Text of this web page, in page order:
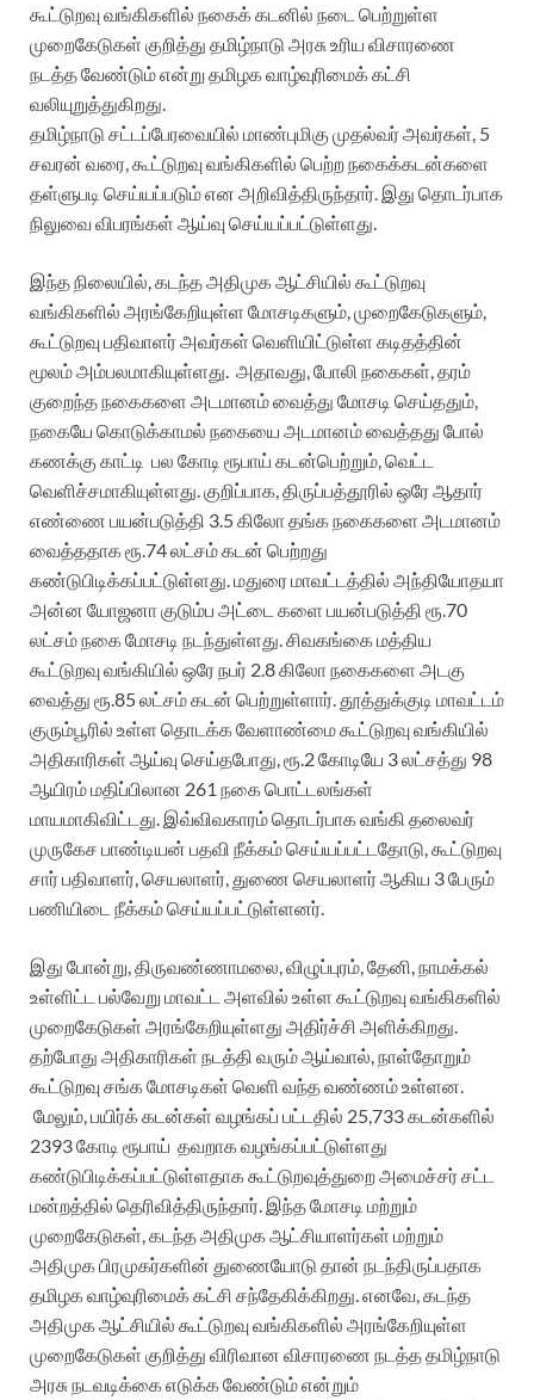
கூட்டுறவு வங்கிகளில் நகைக் கடனில் நடை பெற்றுள்ள
முறைகேடுகள் குறித்து தமிழ்நாடு அரசு உரிய விசாரணை
நடத்த வேண்டும் என்று தமிழக வாழ்வுரிமைக் கட்சி
வலியுறுத்துகிறது.
தமிழ்நாடு சட்டப்பேரவையில் மாண்புமிகு முதல்வர் அவர்கள், 5
சவரன் வரை, கூட்டுறவு வங்கிகளில் பெற்ற நகைக்கடன்களை
தள்ளுபடி செய்யப்படும் என அறிவித்திருந்தார். இது தொடர்பாக
நிலுவை விபரங்கள் ஆய்வு செய்யப்பட்டுள்ளது.
இந்த நிலையில், கடந்த அதிமுக ஆட்சியில் கூட்டுறவு
வங்கிகளில் அரங்கேறியுள்ள மோசடிகளும், முறைகேடுகளும்,
கூட்டுறவு பதிவாளர் அவர்கள் வெளியிட்டுள்ள கடிதத்தின்
மூலம் அம்பலமாகியுள்ளது. அதாவது, போலி நகைகள், தரம்
குறைந்த நகைகளை அடமானம் வைத்து மோசடி செய்ததும்,
நகையே கொடுக்காமல் நகையை அடமானம் வைத்தது போல்
கணக்கு காட்டி பல கோடி ரூபாய் கடன்பெற்றும், வெட்ட
வெளிச்சமாகியுள்ளது. குறிப்பாக, திருப்பத்தூரில் ஒரே ஆதார்
எண்ணை பயன்படுத்தி 3.5 கிலோ தங்க நகைகளை அடமானம்
வைத்ததாக ரூ.74 லட்சம் கடன் பெற்றது
கண்டுபிடிக்கப்பட்டுள்ளது. மதுரை மாவட்டத்தில் அந்தியோதயா
அன்ன யோஜனா குடும்ப அட்டை களை பயன்படுத்தி ரூ.70
லட்சம் நகை மோசடி நடந்துள்ளது. சிவகங்கை மத்திய
கூட்டுறவு வங்கியில் ஒரே நபர் 2.8 கிலோ நகைகளை அடகு
வைத்து ரூ.85 லட்சம் கடன் பெற்றுள்ளார். தூத்துக்குடி மாவட்டம்
குரும்பூரில் உள்ள தொடக்க வேளாண்மை கூட்டுறவு வங்கியில்
அதிகாரிகள் ஆய்வு செய்தபோது, ரூ.2 கோடியே 3 லட்சத்து 98
ஆயிரம் மதிப்பிலான 261 நகை பொட்டலங்கள்
மாயமாகிவிட்டது. இவ்விவகாரம் தொடர்பாக வங்கி தலைவர்
முருகேச பாண்டியன் பதவி நீக்கம் செய்யப்பட்டதோடு, கூட்டுறவு
சார் பதிவாளர், செயலாளர், துணை செயலாளர் ஆகிய 3 பேரும்
பணியிடை நீக்கம் செய்யப்பட்டுள்ளனர்.
இது போன்று, திருவண்ணாமலை, விழுப்புரம், தேனி, நாமக்கல்
உள்ளிட்ட பல்வேறு மாவட்ட அளவில் உள்ள கூட்டுறவு வங்கிகளில்
முறைகேடுகள் அரங்கேறியுள்ளது அதிர்ச்சி அளிக்கிறது.
தற்போது அதிகாரிகள் நடத்தி வரும் ஆய்வால், நாள்தோறும்
கூட்டுறவு சங்க மோசடிகள் வெளி வந்த வண்ணம் உள்ளன.
மேலும், பயிர்க் கடன்கள் வழங்கப் பட்டதில் 25,733 கடன்களில்
2393 கோடி ரூபாய் தவறாக வழங்கப்பட்டுள்ளது
கண்டுபிடிக்கப்பட்டுள்ளதாக கூட்டுறவுத்துறை அமைச்சர் சட்ட
மன்றத்தில் தெரிவித்திருந்தார். இந்த மோசடி மற்றும்
முறைகேடுகள், கடந்த அதிமுக ஆட்சியாளர்கள் மற்றும்
அதிமுக பிரமுகர்களின் துணையோடு தான் நடந்திருப்பதாக
தமிழக வாழ்வுரிமைக் கட்சி சந்தேகிக்கிறது. எனவே, கடந்த
அதிமுக ஆட்சியில் கூட்டுறவு வங்கிகளில் அரங்கேறியுள்ள
முறைகேடுகள் குறித்து விரிவான விசாரணை நடத்த தமிழ்நாடு
அரசு நடவடிக்கை எடுக்க வேண்டும் என்றும்